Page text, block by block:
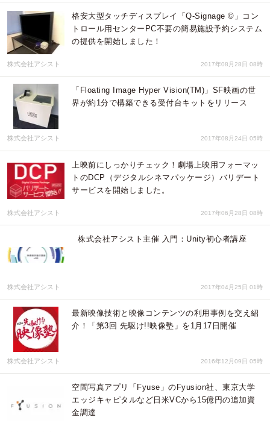
格安大型タッチディスプレイ「Q-Signage ©」コン
トロール用センターPC不要の簡易施設予約システム
の提供を開始しました！
株式会社アシスト 2017年08月28日 08時
「Floating Image Hyper Vision(TM)」SF映画の世
界が約1分で構築できる受付台キットをリリース
株式会社アシスト 2017年08月24日 05時
上映前にしっかりチェック！劇場上映用フォーマッ
トのDCP（デジタルシネマパッケージ）バリデート
サービスを開始しました。
株式会社アシスト 2017年06月28日 08時
株式会社アシスト主催 入門：Unity初心者講座
株式会社アシスト 2017年04月25日 01時
最新映像技術と映像コンテンツの利用事例を交え紹
介！「第3回 先駆け!!映像塾」を1月17日開催
株式会社アシスト 2016年12月09日 05時
空間写真アプリ「Fyuse」のFyusion社、東京大学
エッジキャピタルなど日米VCから15億円の追加資
金調達